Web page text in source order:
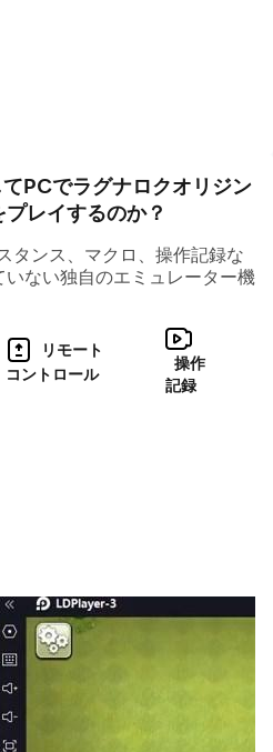
もプレイ可能
プレイする場合、操作方法
ます。これは一般的なPCゲ
の経験がある方は、特に違和
もPCでプレイできると思い
ゲームを遊ぶために人気のあ
LDPlayer」「BlueStacks」
NoxPlayer」「MuMu
れぞれ異なる特徴があります
ーターを選択しましょう。
PCでラグナロクオリジン
レイするのか？
タンス、マクロ、操作記録な
ない独自のエミュレーター機
リモート
コントロール
操作
記録